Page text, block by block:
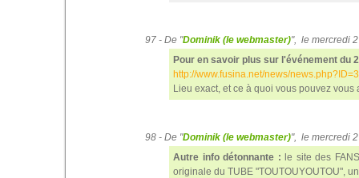
97 - De "Dominik (le webmaster)", le mercredi
Pour en savoir plus sur l'événement du
http://www.fusina.net/news/
Lieu exact, et ce à quoi vous pouvez vous
98 - De "Dominik (le webmaster)", le mercredi
Autre info détonnante : le site des
originale du TUBE "TOUTOUYOUTOU",